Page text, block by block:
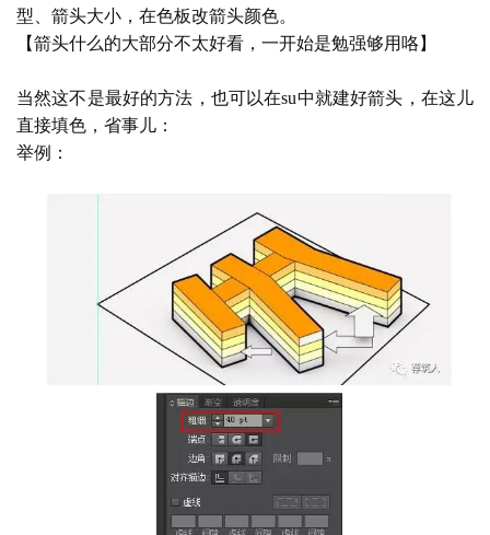
型、箭头大小，在色板改箭头颜色。
【箭头什么的大部分不太好看，一开始是勉强够用咯】
当然这不是最好的方法，也可以在su中就建好箭头，在这儿
直接填色，省事儿：
举例：